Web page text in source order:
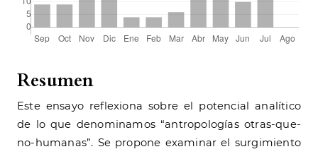
Resumen
Este ensayo reflexiona sobre el potencial analítico
de lo que denominamos “antropologías otras-que-
no-humanas”. Se propone examinar el surgimiento